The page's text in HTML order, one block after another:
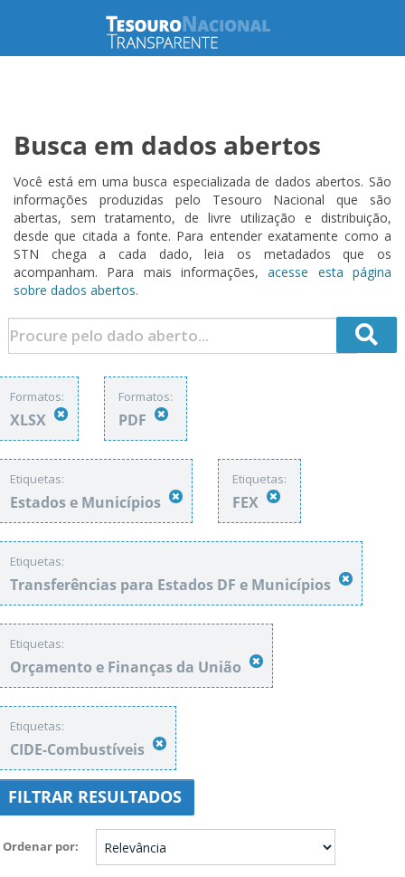
Busca em dados abertos
Você está em uma busca especializada de dados abertos. São
informações produzidas pelo Tesouro Nacional que são
abertas, sem tratamento, de livre utilização e distribuição,
desde que citada a fonte. Para entender exatamente como a
STN chega a cada dado, leia os metadados que os
acompanham. Para mais informações,acesse esta página
sobre dados abertos.
Formatos:
XLSX
Formatos:
PDF
Etiquetas:
Estados e Municípios
Etiquetas:
FEX
Etiquetas:
Transferências para Estados DF e Municípios
Etiquetas:
Orçamento e Finanças da União
Etiquetas:
CIDE-Combustíveis
FILTRAR RESULTADOS
Ordenar por